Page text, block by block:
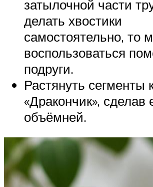
затылочной части
делать хвостики
самостоятельно, то
воспользоваться
подруги.
Растянуть сегменты
«Дракончик», сделав
объёмней.